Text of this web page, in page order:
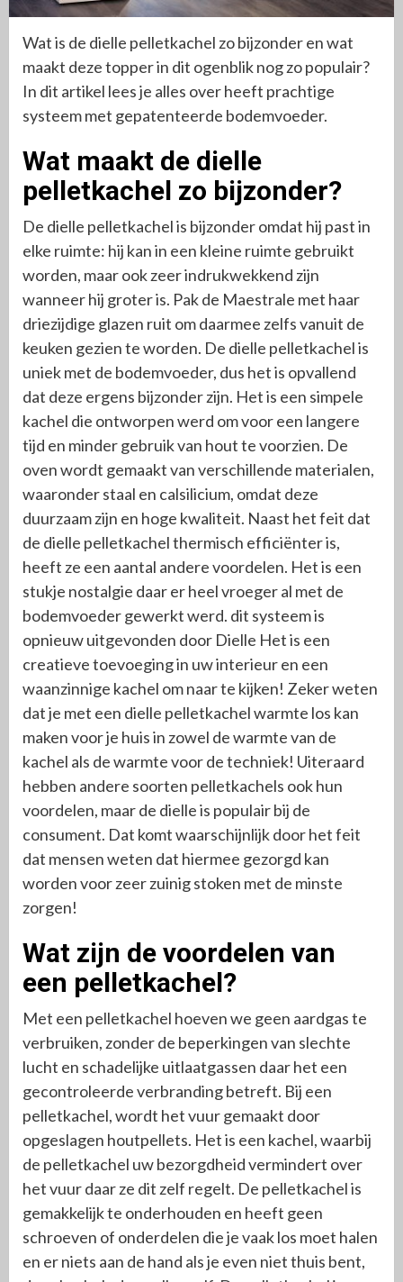
Wat is de dielle pelletkachel zo bijzonder en wat
maakt deze topper in dit ogenblik nog zo populair?
In dit artikel lees je alles over heeft prachtige
systeem met gepatenteerde bodemvoeder.
Wat maakt de dielle
pelletkachel zo bijzonder?
De dielle pelletkachel is bijzonder omdat hij past in
elke ruimte: hij kan in een kleine ruimte gebruikt
worden, maar ook zeer indrukwekkend zijn
wanneer hij groter is. Pak de Maestrale met haar
driezijdige glazen ruit om daarmee zelfs vanuit de
keuken gezien te worden. De dielle pelletkachel is
uniek met de bodemvoeder, dus het is opvallend
dat deze ergens bijzonder zijn. Het is een simpele
kachel die ontworpen werd om voor een langere
tijd en minder gebruik van hout te voorzien. De
oven wordt gemaakt van verschillende materialen,
waaronder staal en calsilicium, omdat deze
duurzaam zijn en hoge kwaliteit. Naast het feit dat
de dielle pelletkachel thermisch efficiënter is,
heeft ze een aantal andere voordelen. Het is een
stukje nostalgie daar er heel vroeger al met de
bodemvoeder gewerkt werd. dit systeem is
opnieuw uitgevonden door Dielle Het is een
creatieve toevoeging in uw interieur en een
waanzinnige kachel om naar te kijken! Zeker weten
dat je met een dielle pelletkachel warmte los kan
maken voor je huis in zowel de warmte van de
kachel als de warmte voor de techniek! Uiteraard
hebben andere soorten pelletkachels ook hun
voordelen, maar de dielle is populair bij de
consument. Dat komt waarschijnlijk door het feit
dat mensen weten dat hiermee gezorgd kan
worden voor zeer zuinig stoken met de minste
zorgen!
Wat zijn de voordelen van
een pelletkachel?
Met een pelletkachel hoeven we geen aardgas te
verbruiken, zonder de beperkingen van slechte
lucht en schadelijke uitlaatgassen daar het een
gecontroleerde verbranding betreft. Bij een
pelletkachel, wordt het vuur gemaakt door
opgeslagen houtpellets. Het is een kachel, waarbij
de pelletkachel uw bezorgdheid vermindert over
het vuur daar ze dit zelf regelt. De pelletkachel is
gemakkelijk te onderhouden en heeft geen
schroeven of onderdelen die je vaak los moet halen
en er niets aan de hand als je even niet thuis bent,